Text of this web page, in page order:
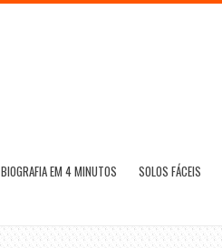
BIOGRAFIA EM 4 MINUTOS SOLOS FÁCEIS